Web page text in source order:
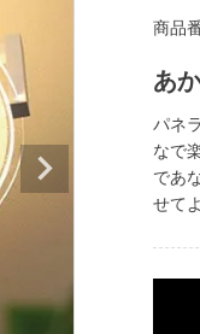
商品
あ
パネ
なで
であ
せて